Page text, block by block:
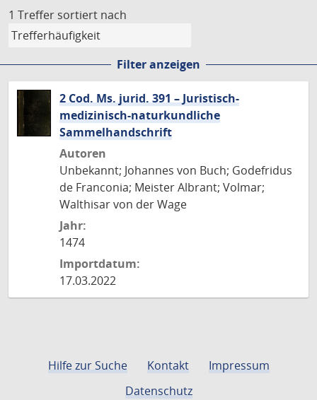
1 Treffer sortiert nach
Filter anzeigen
2 Cod. Ms. jurid. 391 – Juristisch-
medizinisch-naturkundliche
Sammelhandschrift
Autoren
Unbekannt; Johannes von Buch; Godefridus
de Franconia; Meister Albrant; Volmar;
Walthisar von der Wage
Jahr:
1474
Importdatum:
17.03.2022
Hilfe zur Suche Kontakt
Impressum
Datenschutz